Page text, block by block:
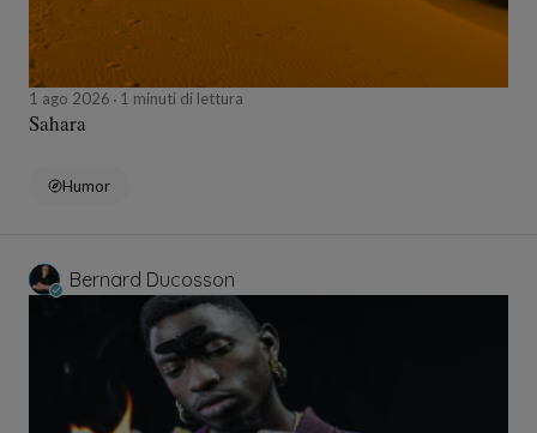
1 ago 2026 1 minuti di lettura
Sahara
Humor
Bernard Ducosson